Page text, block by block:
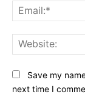
Save my
next time I